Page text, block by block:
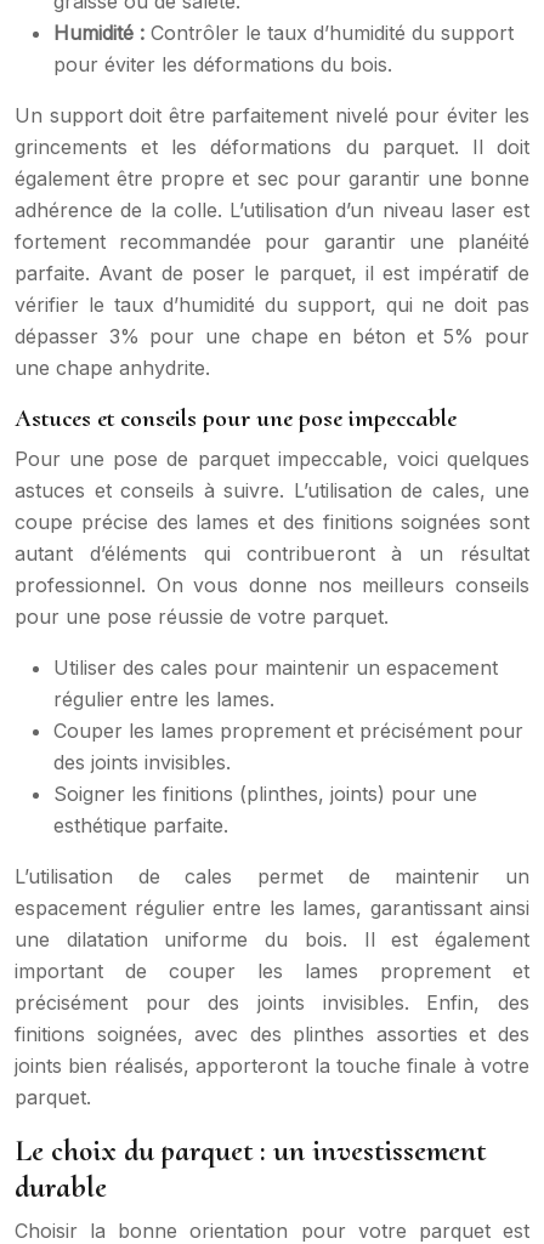
Humidité : Contrôler le taux d’humidité du support
pour éviter les déformations du bois.
Un support doit être parfaitement nivelé pour éviter les
grincements et les déformations du parquet. Il doit
également être propre et sec pour garantir une bonne
adhérence de la colle. L’utilisation d’un niveau laser est
fortement recommandée pour garantir une planéité
parfaite. Avant de poser le parquet, il est impératif de
vérifier le taux d’humidité du support, qui ne doit pas
dépasser 3% pour une chape en béton et 5% pour
une chape anhydrite.
Astuces et conseils pour une pose impeccable
Pour une pose de parquet impeccable, voici quelques
astuces et conseils à suivre. L’utilisation de cales, une
coupe précise des lames et des finitions soignées sont
autant d’éléments qui contribueront à un résultat
professionnel. On vous donne nos meilleurs conseils
pour une pose réussie de votre parquet.
Utiliser des cales pour maintenir un espacement
régulier entre les lames.
Couper les lames proprement et précisément pour
des joints invisibles.
Soigner les finitions (plinthes, joints) pour une
esthétique parfaite.
L’utilisation de cales permet de maintenir un
espacement régulier entre les lames, garantissant ainsi
une dilatation uniforme du bois. Il est également
important de couper les lames proprement et
précisément pour des joints invisibles. Enfin, des
finitions soignées, avec des plinthes assorties et des
joints bien réalisés, apporteront la touche finale à votre
parquet.
Le choix du parquet : un investissement
durable
Choisir la bonne orientation pour votre parquet est